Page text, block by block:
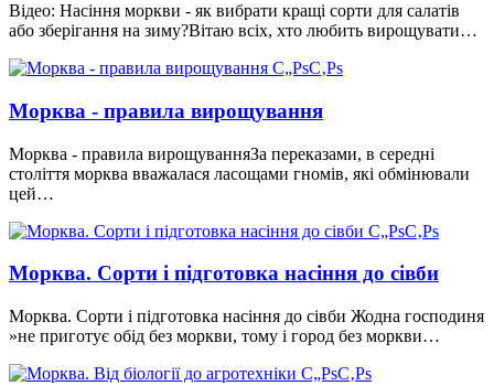
Відео: Насіння моркви - як вибрати кращі сорти для салатів
або зберігання на зиму?Вітаю всіх, хто любить вирощувати…
Морква - правила вирощування
Морква - правила вирощуванняЗа переказами, в середні
століття морква вважалася ласощами гномів, які обмінювали
цей…
Морква. Сорти і підготовка насіння до сівби
Морква. Сорти і підготовка насіння до сівби Жодна господиня
»не приготує обід без моркви, тому і город без моркви…